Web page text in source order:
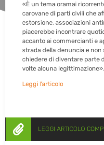
«È un tema oramai
carovane di parti civili che
estorsione, associazioni
piacerebbe incontrare
accanto ai commercianti e
strada della denuncia e non
chiedere di diventare parte
volte alcuna legittimazione».
Leggi l’articolo
 LEGGI ARTICOLO